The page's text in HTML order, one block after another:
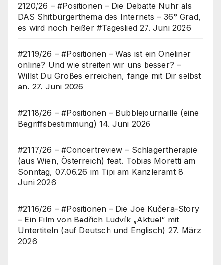
2120/26 – #Positionen – Die Debatte Nuhr als
DAS Shitbürgerthema des Internets – 36° Grad,
es wird noch heißer #Tageslied 27. Juni 2026
#2119/26 – #Positionen – Was ist ein Oneliner
online? Und wie streiten wir uns besser? –
Willst Du Großes erreichen, fange mit Dir selbst
an. 27. Juni 2026
#2118/26 – #Positionen – Bubblejournaille (eine
Begriffsbestimmung) 14. Juni 2026
#2117/26 – #Concertreview – Schlagertherapie
(aus Wien, Österreich) feat. Tobias Moretti am
Sonntag, 07.06.26 im Tipi am Kanzleramt 8.
Juni 2026
#2116/26 – #Positionen – Die Joe Kučera-Story
– Ein Film von Bedřich Ludvík „Aktuel“ mit
Untertiteln (auf Deutsch und Englisch) 27. März
2026